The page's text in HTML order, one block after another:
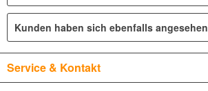
Kunden haben sich ebenfalls angesehen
Service & Kontakt